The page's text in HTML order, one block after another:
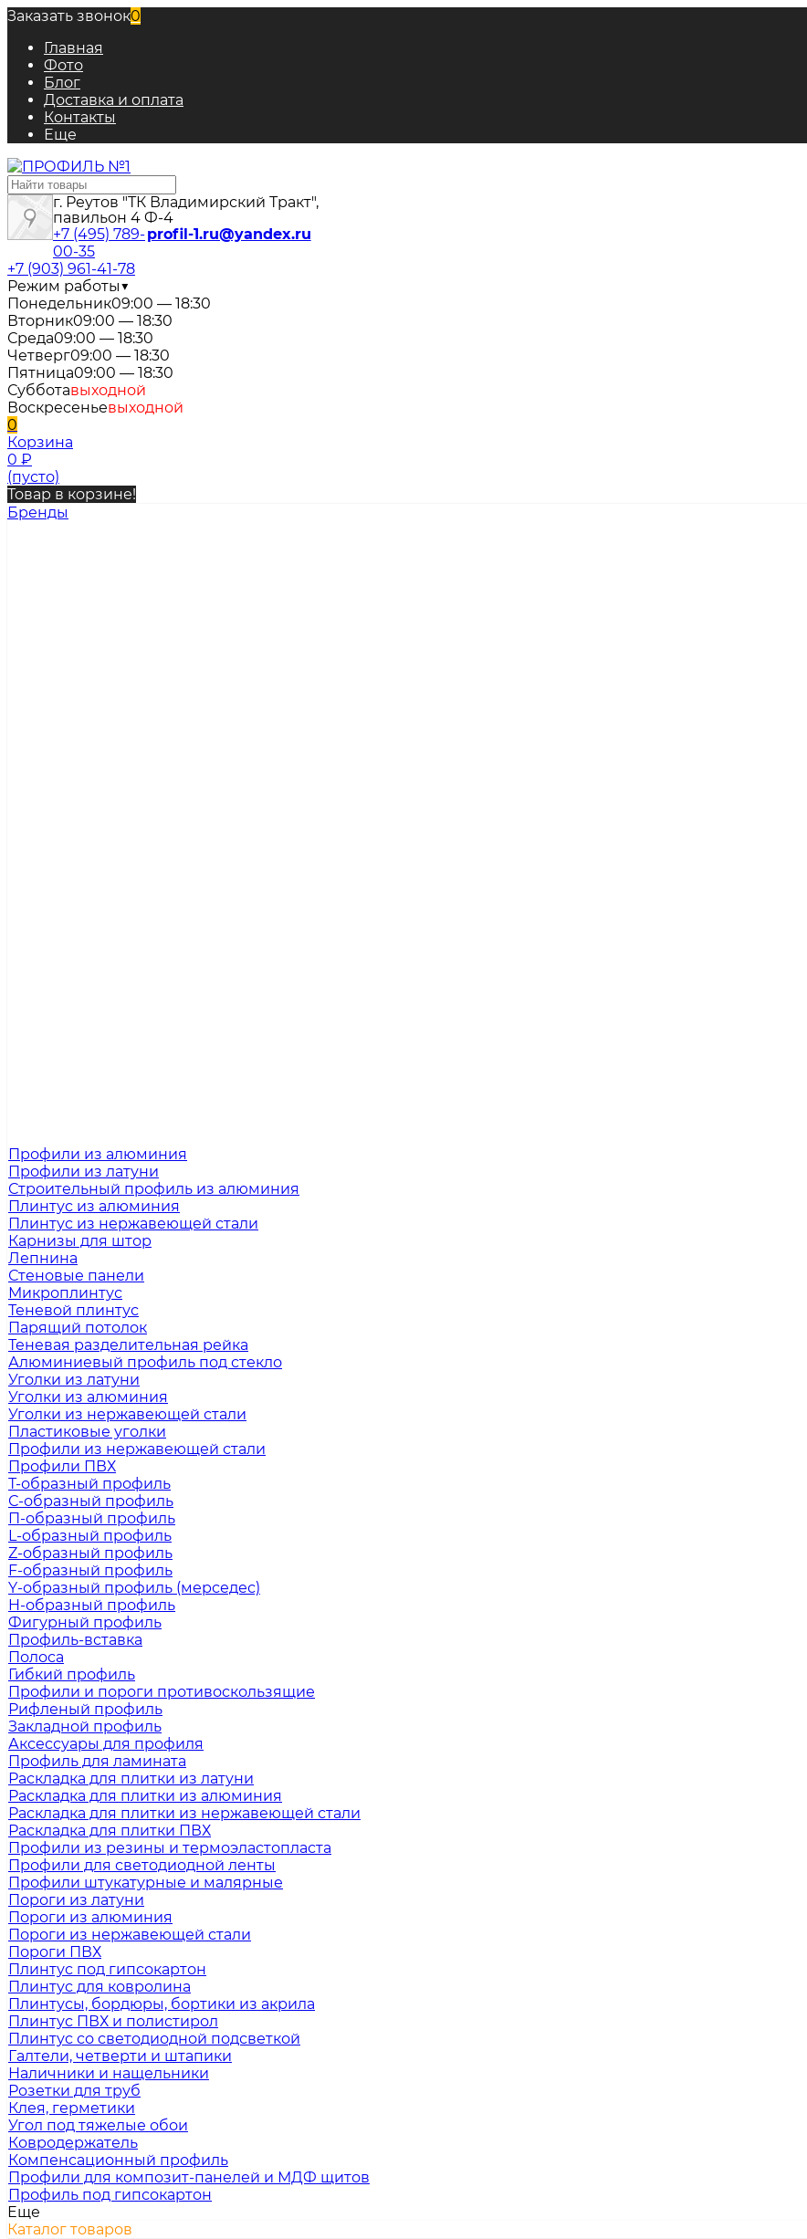
Заказать звонок0
Главная
Фото
Блог
Доставка и оплата
Контакты
Еще
г. Реутов "ТК Владимирский Тракт",
павильон 4 Ф-4
profil-1.ru@yandex.ru
+7 (495) 789-
00-35
+7 (903) 961-41-78
Режим работы▼
Понедельник09:00 — 18:30
Вторник09:00 — 18:30
Среда09:00 — 18:30
Четверг09:00 — 18:30
Пятница09:00 — 18:30
Субботавыходной
Воскресеньевыходной
0
Корзина
0 ₽
(пусто)
Товар в корзине!
Бренды
Профили из алюминия
Профили из латуни
Строительный профиль из алюминия
Плинтус из алюминия
Плинтус из нержавеющей стали
Карнизы для штор
Лепнина
Стеновые панели
Микроплинтус
Теневой плинтус
Парящий потолок
Теневая разделительная рейка
Алюминиевый профиль под стекло
Уголки из латуни
Уголки из алюминия
Уголки из нержавеющей стали
Пластиковые уголки
Профили из нержавеющей стали
Профили ПВХ
Т-образный профиль
С-образный профиль
П-образный профиль
L-образный профиль
Z-образный профиль
F-образный профиль
Y-образный профиль (мерседес)
H-образный профиль
Фигурный профиль
Профиль-вставка
Полоса
Гибкий профиль
Профили и пороги противоскользящие
Рифленый профиль
Закладной профиль
Аксессуары для профиля
Профиль для ламината
Раскладка для плитки из латуни
Раскладка для плитки из алюминия
Раскладка для плитки из нержавеющей стали
Раскладка для плитки ПВХ
Профили из резины и термоэластопласта
Профили для светодиодной ленты
Профили штукатурные и малярные
Пороги из латуни
Пороги из алюминия
Пороги из нержавеющей стали
Пороги ПВХ
Плинтус под гипсокартон
Плинтус для ковролина
Плинтусы, бордюры, бортики из акрила
Плинтус ПВХ и полистирол
Плинтус со светодиодной подсветкой
Галтели, четверти и штапики
Наличники и нащельники
Розетки для труб
Клея, герметики
Угол под тяжелые обои
Ковродержатель
Компенсационный профиль
Профили для композит-панелей и МДФ щитов
Профиль под гипсокартон
Еще
Каталог товаров